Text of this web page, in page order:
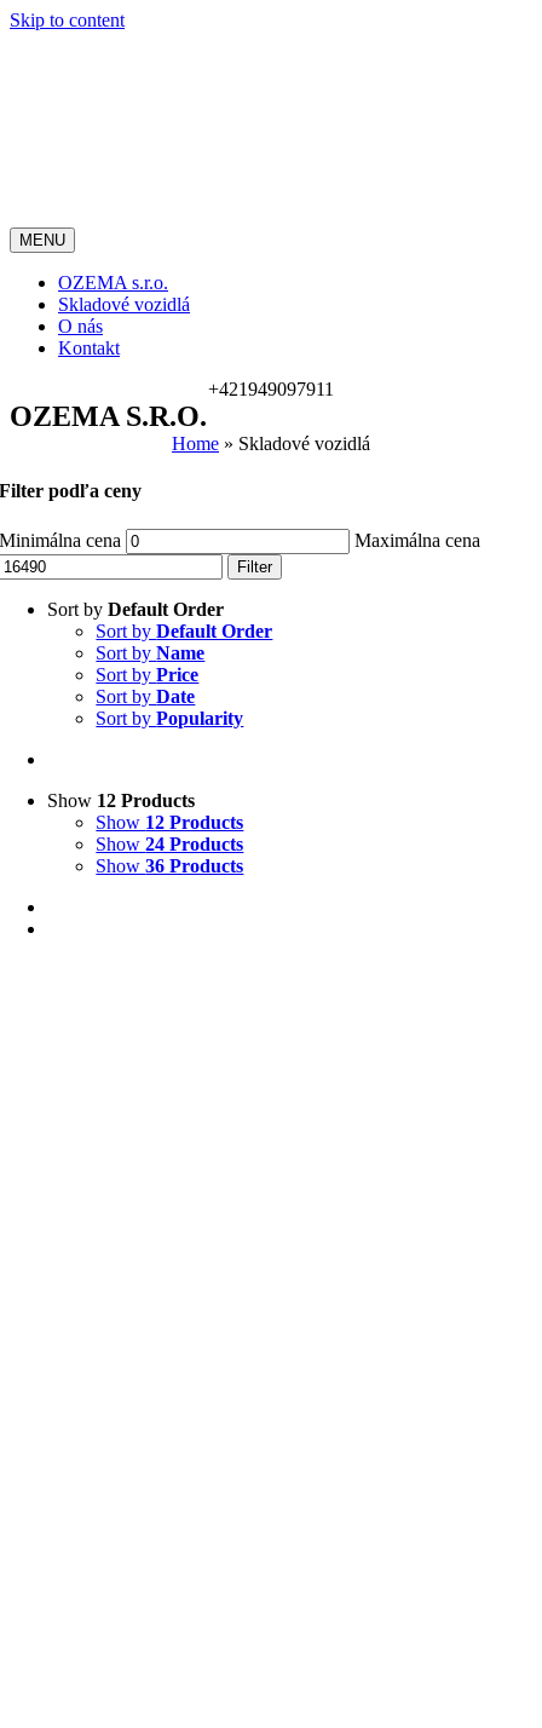
Skip to content
MENU
OZEMA s.r.o.
Skladové vozidlá
O nás
Kontakt
+421949097911
OZEMA S.r.o.
Home » Skladové vozidlá
Filter podľa ceny
Minimálna cena Maximálna cena
Filter
Sort byDefault Order
Sort byDefault Order
Sort byName
Sort byPrice
Sort byDate
Sort byPopularity
Show 12 Products
Show 12 Products
Show24 Products
Show36 Products